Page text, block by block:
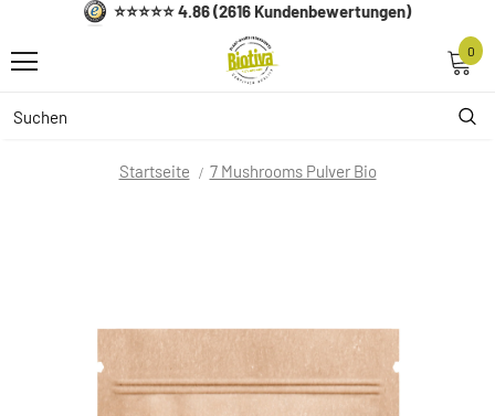
⭐⭐⭐⭐⭐ 4.86 (2616 Kundenbewertungen)
0
Startseite 7 Mushrooms Pulver Bio